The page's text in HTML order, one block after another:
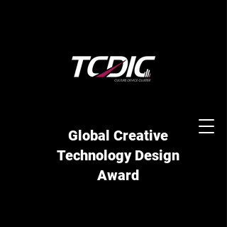
Global Creative
Technology Design
Award